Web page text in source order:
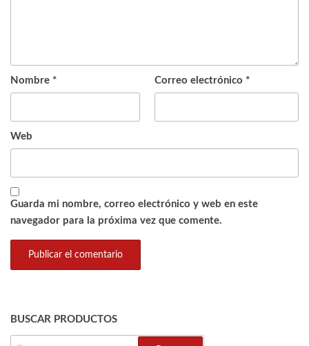
Nombre * Correo electrónico *
Web
Guarda mi nombre, correo electrónico y web en este
navegador para la próxima vez que comente.
BUSCAR PRODUCTOS
BUSCAR: